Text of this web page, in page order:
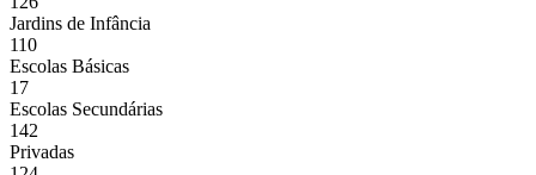
Jardins de Infância
110
Escolas Básicas
17
Escolas Secundárias
142
Privadas